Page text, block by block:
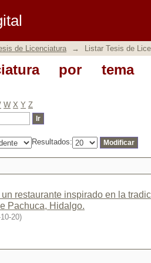
por tema "Identidad
de Licenciatura → Listar Tesis de
por tema
W X Y Z
Resultados:
restaurante inspirado en la
Pachuca, Hidalgo.
20)